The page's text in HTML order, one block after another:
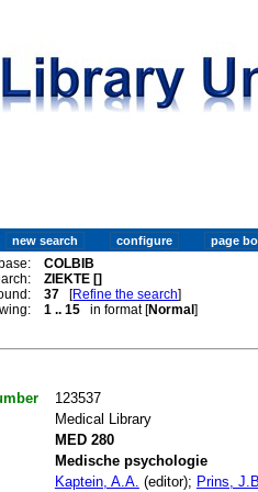
COLBIB
ZIEKTE []
37 [Refine the search]
1 .. 15 in format [Normal]
123537
Medical Library
MED 280
Medische psychologie
Kaptein, A.A. (editor); Prins,